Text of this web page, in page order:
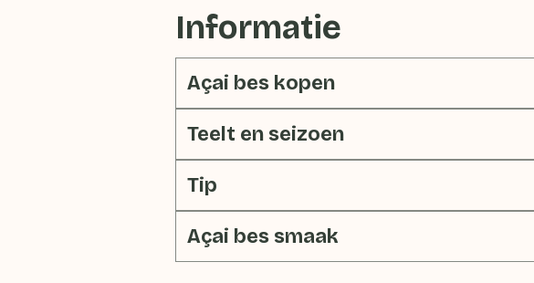
Informatie
Açai bes kopen
Teelt en seizoen
Tip
Açai bes smaak